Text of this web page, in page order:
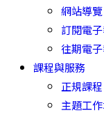
網站導覽
訂閱電
往期電
課程與服務
正規課程
主題工